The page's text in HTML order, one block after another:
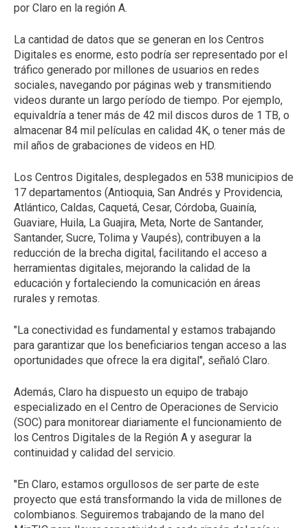
por Claro en la región A.
La cantidad de datos que se generan en los Centros
Digitales es enorme, esto podría ser representado por el
tráfico generado por millones de usuarios en redes
sociales, navegando por páginas web y transmitiendo
videos durante un largo período de tiempo. Por ejemplo,
equivaldría a tener más de 42 mil discos duros de 1 TB, o
almacenar 84 mil películas en calidad 4K, o tener más de
mil años de grabaciones de videos en HD.
Los Centros Digitales, desplegados en 538 municipios de
17 departamentos (Antioquia, San Andrés y Providencia,
Atlántico, Caldas, Caquetá, Cesar, Córdoba, Guainía,
Guaviare, Huila, La Guajira, Meta, Norte de Santander,
Santander, Sucre, Tolima y Vaupés), contribuyen a la
reducción de la brecha digital, facilitando el acceso a
herramientas digitales, mejorando la calidad de la
educación y fortaleciendo la comunicación en áreas
rurales y remotas.
"La conectividad es fundamental y estamos trabajando
para garantizar que los beneficiarios tengan acceso a las
oportunidades que ofrece la era digital", señaló Claro.
Además, Claro ha dispuesto un equipo de trabajo
especializado en el Centro de Operaciones de Servicio
(SOC) para monitorear diariamente el funcionamiento de
los Centros Digitales de la Región A y asegurar la
continuidad y calidad del servicio.
"En Claro, estamos orgullosos de ser parte de este
proyecto que está transformando la vida de millones de
colombianos. Seguiremos trabajando de la mano del